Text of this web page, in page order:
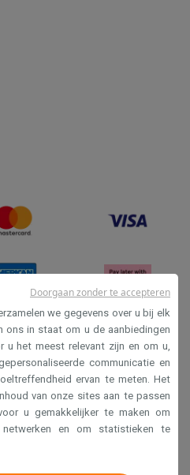
we gegevens over u bij elk
ons in staat om u de aanbiedingen
u het meest relevant zijn en om u,
communicatie en
ervan te meten. Het
van onze sites aan te passen
u gemakkelijker te maken om
en om statistieken te
Doorgaan zonder te accepteren